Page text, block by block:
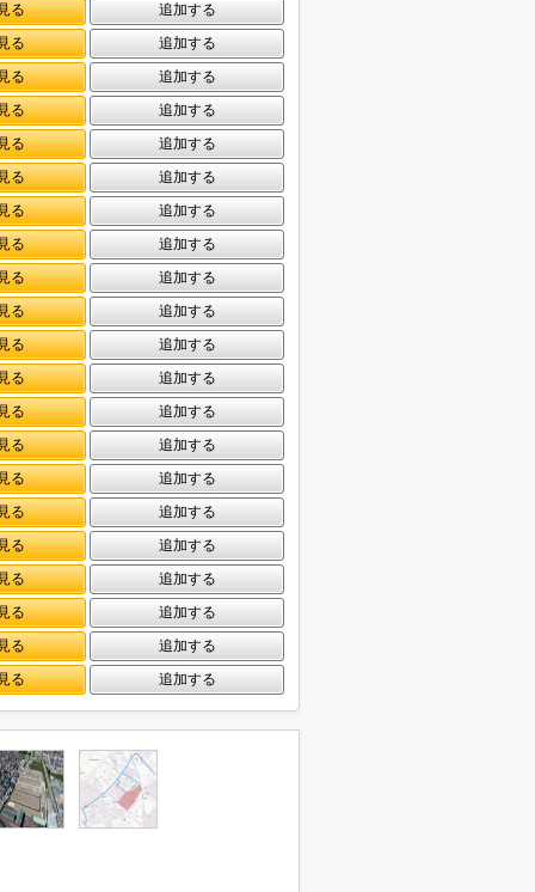
る
追加する
る
追加する
る
追加する
る
追加する
る
追加する
る
追加する
る
追加する
る
追加する
る
追加する
る
追加する
る
追加する
る
追加する
る
追加する
る
追加する
る
追加する
る
追加する
る
追加する
る
追加する
る
追加する
る
追加する
る
追加する